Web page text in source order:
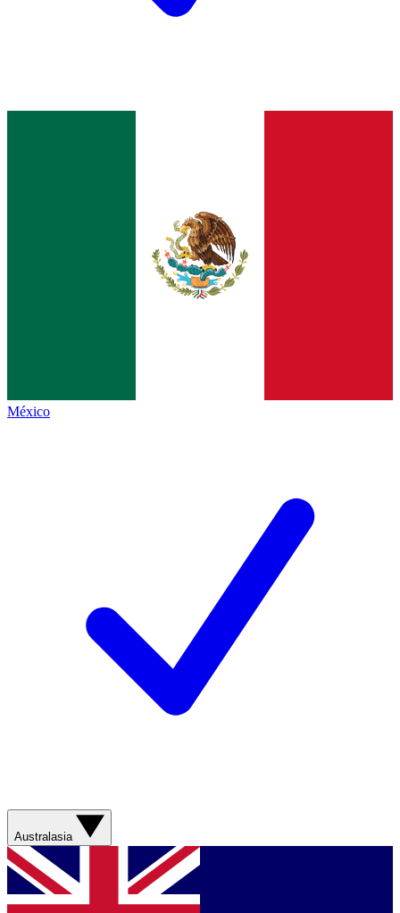
México
Australasia